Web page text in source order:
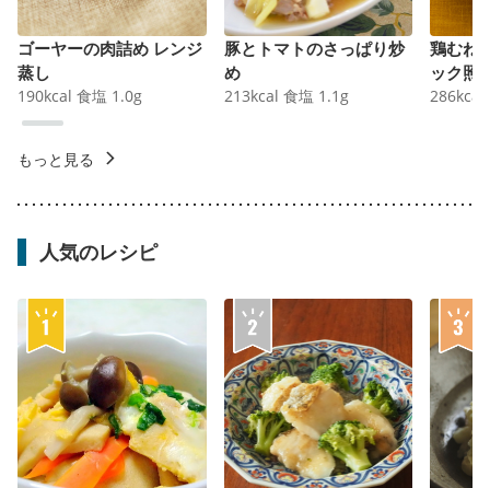
ゴーヤーの肉詰め レンジ
蒸し
190kcal 食塩 1.0g
豚とトマトのさっぱり炒
め
213kcal 食塩 1.1 g
鶏むね
ック照
286kcal
もっと見る
人気のレシピ